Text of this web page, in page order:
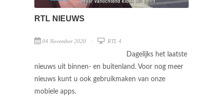
RTL NIEUWS
04 November 2020 RTL 4
Dagelijks het laatste
nieuws uit binnen- en buitenland. Voor nog meer
nieuws kunt u ook gebruikmaken van onze
mobiele apps.